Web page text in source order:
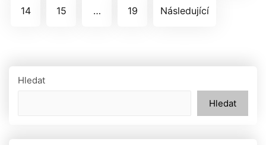
14 15 … 19 Následující
Hledat
Hledat